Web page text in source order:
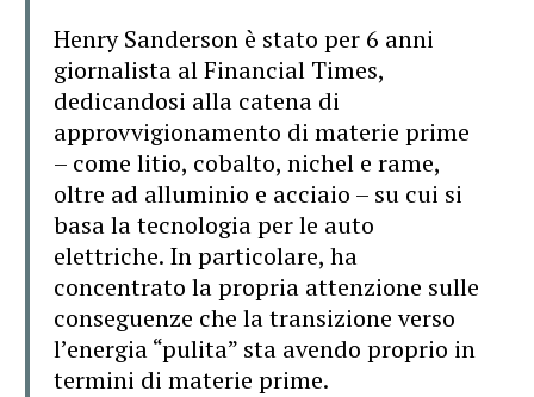
Henry Sanderson è stato per 6 anni
giornalista al Financial Times,
dedicandosi alla catena di
approvvigionamento di materie prime
– come litio, cobalto, nichel e rame,
oltre ad alluminio e acciaio – su cui si
basa la tecnologia per le auto
elettriche. Inparticolare, ha
concentrato la propria attenzione sulle
conseguenze che la transizioneverso
l’energia “pulita” sta avendo proprio in
termini di materie prime.